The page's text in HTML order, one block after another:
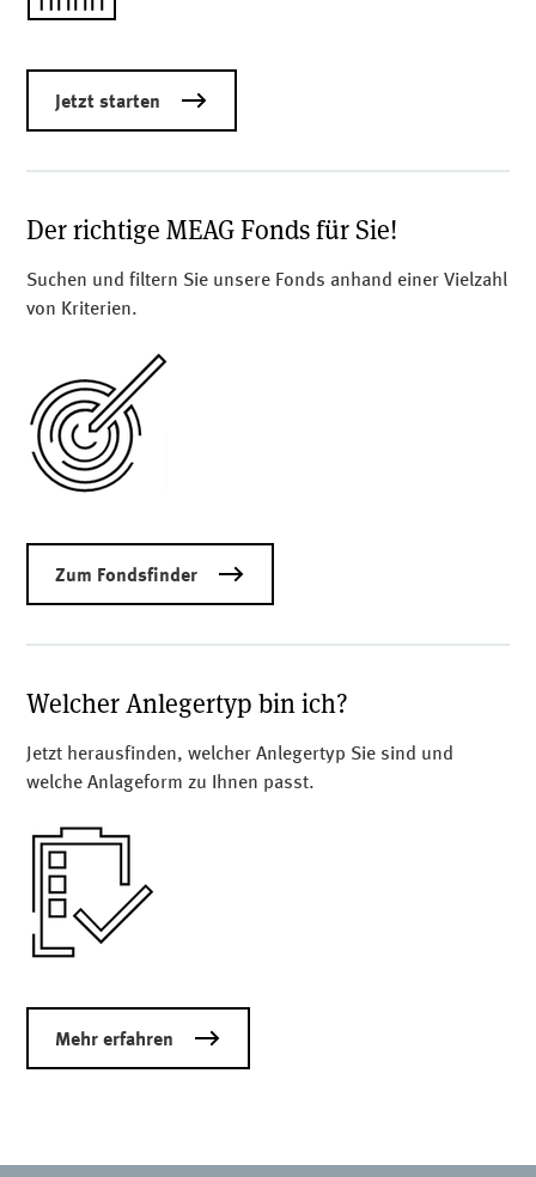
Jetzt starten
Der richtige MEAG Fonds für Sie!
Suchen und filtern Sie unsere Fonds anhand einer Vielzahl
von Kriterien.
Zum Fondsfinder
Welcher Anlegertyp bin ich?
Jetzt herausfinden, welcher Anlegertyp Sie sind und
welche Anlageform zu Ihnen passt.
Mehr erfahren